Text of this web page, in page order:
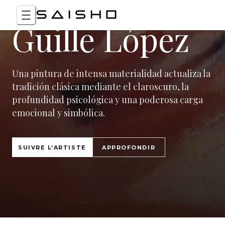
Guille López
Una pintura de intensa materialidad actualiza la
tradición clásica mediante el claroscuro, la
profundidad psicológica y una poderosa carga
emocional y simbólica.
SUIVRE L’ARTISTE APPROFONDIR